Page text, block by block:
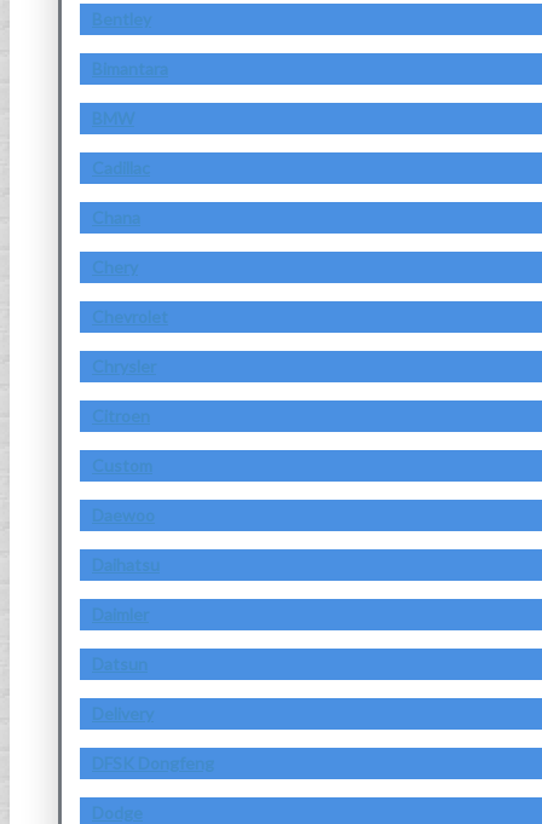
Bentley
Bimantara
BMW
Cadillac
Chana
Chery
Chevrolet
Chrysler
Citroen
Custom
Daewoo
Daihatsu
Daimler
Datsun
Delivery
DFSK Dongfeng
Dodge